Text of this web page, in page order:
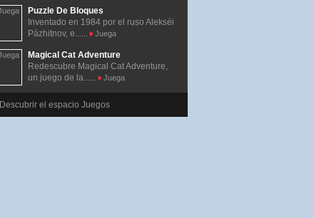
Puzzle De Bloques
Inventado en 1984 por el ruso Alekséi
Pázhitnov, e......
Juega
Magical Cat Adventure
Redescubre Magical Cat Adventure,
un juego de la......
Juega
Descubrir el espacio Juegos